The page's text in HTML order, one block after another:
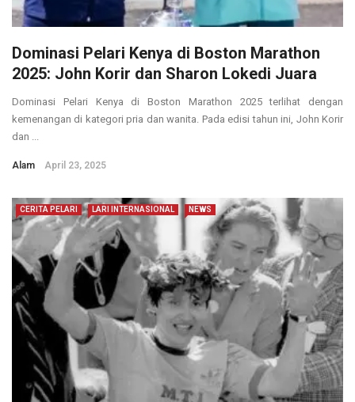
Dominasi Pelari Kenya di Boston Marathon
2025: John Korir dan Sharon Lokedi Juara
Dominasi Pelari Kenya di Boston Marathon 2025 terlihat dengan
kemenangan di kategori pria dan wanita. Pada edisi tahun ini, John Korir
dan ...
Alam April 23, 2025
CERITA PELARI LARI INTERNASIONAL NEWS